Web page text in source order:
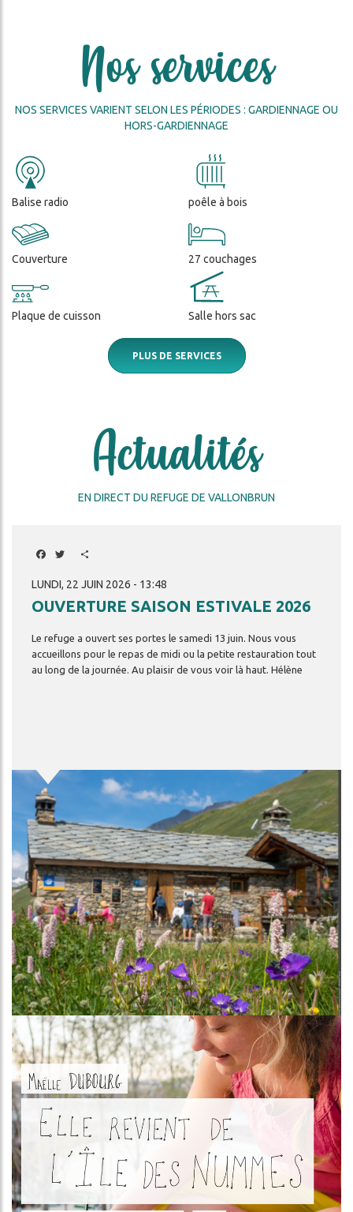
Nos services
NOS SERVICES VARIENT SELON LES PÉRIODES : GARDIENNAGE OU
HORS-GARDIENNAGE
Balise radio poêle à bois
Couverture 27 couchages
Plaque de cuisson Salle hors sac
PLUS DE SERVICES
Actualités
EN DIRECT DU REFUGE DE VALLONBRUN
Facebook
Twitter
LUNDI, 22 JUIN 2026 - 13:48
OUVERTURE SAISON ESTIVALE 2026
Le refuge a ouvert ses portes le samedi 13 juin. Nous vous
accueillons pour le repas de midi ou la petite restauration tout
au long de la journée. Au plaisir de vous voir là haut. Hélène
Image
Image